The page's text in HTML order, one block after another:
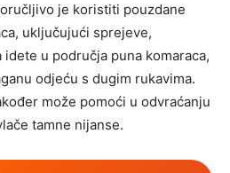
je koristiti pouzdane
uključujući sprejeve,
u područja puna komaraca,
odjeću s dugim rukavima.
može pomoći u odvraćanju
tamne nijanse.